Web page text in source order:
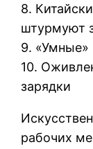
8.
штурмуют
9. «Умные»
10.
зарядки
рабочих